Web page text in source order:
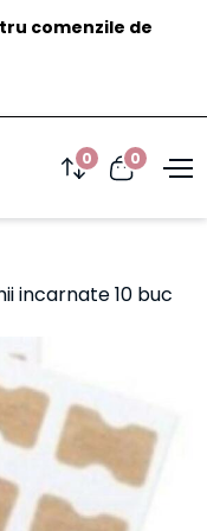
comenzile de
0 0
incarnate 10 buc